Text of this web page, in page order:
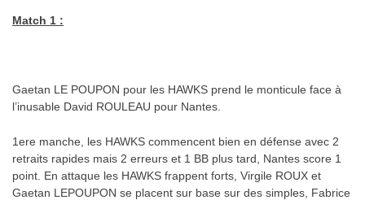
Match 1 :
Gaetan LE POUPON pour les HAWKS prend le monticule face à
l’inusable David ROULEAU pour Nantes.
1ere manche, les HAWKS commencent bien en défense avec 2
retraits rapides mais 2 erreurs et 1 BB plus tard, Nantes score 1
point. En attaque les HAWKS frappent forts, Virgile ROUX et
Gaetan LEPOUPON se placent sur base sur des simples, Fabrice